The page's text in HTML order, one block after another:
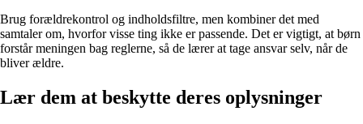
Brug forældrekontrol og indholdsfiltre, men kombiner det med
samtaler om, hvorfor visse ting ikke er passende. Det er vigtigt, at børn
forstår meningen bag reglerne, så de lærer at tage ansvar selv, når de
bliver ældre.
Lær dem at beskytte deres oplysninger